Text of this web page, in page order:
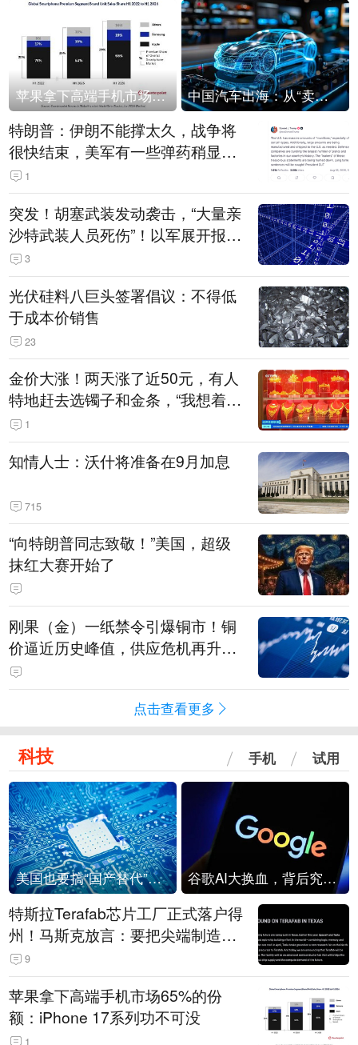
苹果拿下高端手机市场65%的份额：iPhone 17系列功不可没 中国汽车出海：从“卖出去”到“走进去”
特朗普：伊朗不能撑太久，战争将
很快结束，美军有一些弹药稍显紧
张！伊朗公布拟议的海峡管理文本
1
突发！胡塞武装发动袭击，“大量亲
沙特武装人员死伤”！以军展开报复
性空袭
3
光伏硅料八巨头签署倡议：不得低
于成本价销售
23
金价大涨！两天涨了近50元，有人
特地赶去选镯子和金条，“我想着买
起来可以保值，小批量进一些货”
1
知情人士：沃什将准备在9月加息
715
“向特朗普同志致敬！”美国，超级
抹红大赛开始了
刚果（金）一纸禁令引爆铜市！铜
价逼近历史峰值，供应危机再升
级？
点击查看更多
科技 手机 试用
美国也要搞“国产替代”？先算清三笔账 谷歌AI大换血，背后究竟发生了什么？
特斯拉Terafab芯片工厂正式落户得
州！马斯克放言：要把尖端制造带
回美国
9
苹果拿下高端手机市场65%的份
额：iPhone 17系列功不可没
1